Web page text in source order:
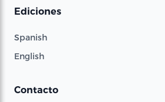
Ediciones
Spanish
English
Contacto